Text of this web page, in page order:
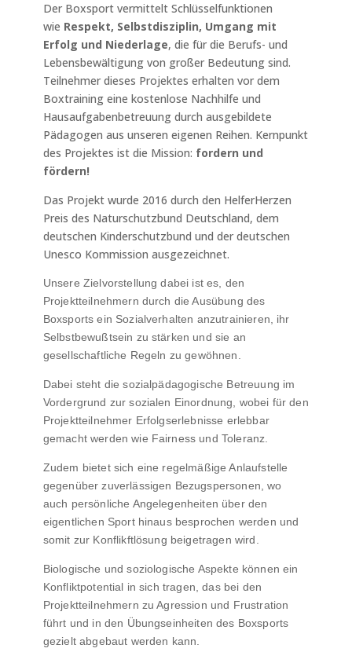
Der Boxsport vermittelt Schlüsselfunktionen
wie Respekt, Selbstdisziplin, Umgang mit
Erfolg und Niederlage, die für die Berufs- und
Lebensbewältigung von großer Bedeutung sind.
Teilnehmer dieses Projektes erhalten vor dem
Boxtraining eine kostenlose Nachhilfe und
Hausaufgabenbetreuung durch ausgebildete
Pädagogen aus unseren eigenen Reihen. Kernpunkt
des Projektes ist die Mission: fordern und
fördern!
Das Projekt wurde 2016 durch den HelferHerzen
Preis des Naturschutzbund Deutschland, dem
deutschen Kinderschutzbund und der deutschen
Unesco Kommission ausgezeichnet.
Unsere Zielvorstellung dabei ist es, den
Projektteilnehmern durch die Ausübung des
Boxsports ein Sozialverhalten anzutrainieren, ihr
Selbstbewußtsein zu stärken und sie an
gesellschaftliche Regeln zu gewöhnen.
Dabei steht die sozialpädagogische Betreuung im
Vordergrund zur sozialen Einordnung, wobei für den
Projektteilnehmer Erfolgserlebnisse erlebbar
gemacht werden wie Fairness und Toleranz.
Zudem bietet sich eine regelmäßige Anlaufstelle
gegenüber zuverlässigen Bezugspersonen, wo
auch persönliche Angelegenheiten über den
eigentlichen Sport hinaus besprochen werden und
somit zur Konflikftlösung beigetragen wird.
Biologische und soziologische Aspekte können ein
Konfliktpotential in sich tragen, das bei den
Projektteilnehmern zu Agression und Frustration
führt und in den Übungseinheiten des Boxsports
gezielt abgebaut werden kann.